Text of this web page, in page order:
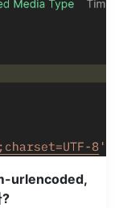
urlencoded,